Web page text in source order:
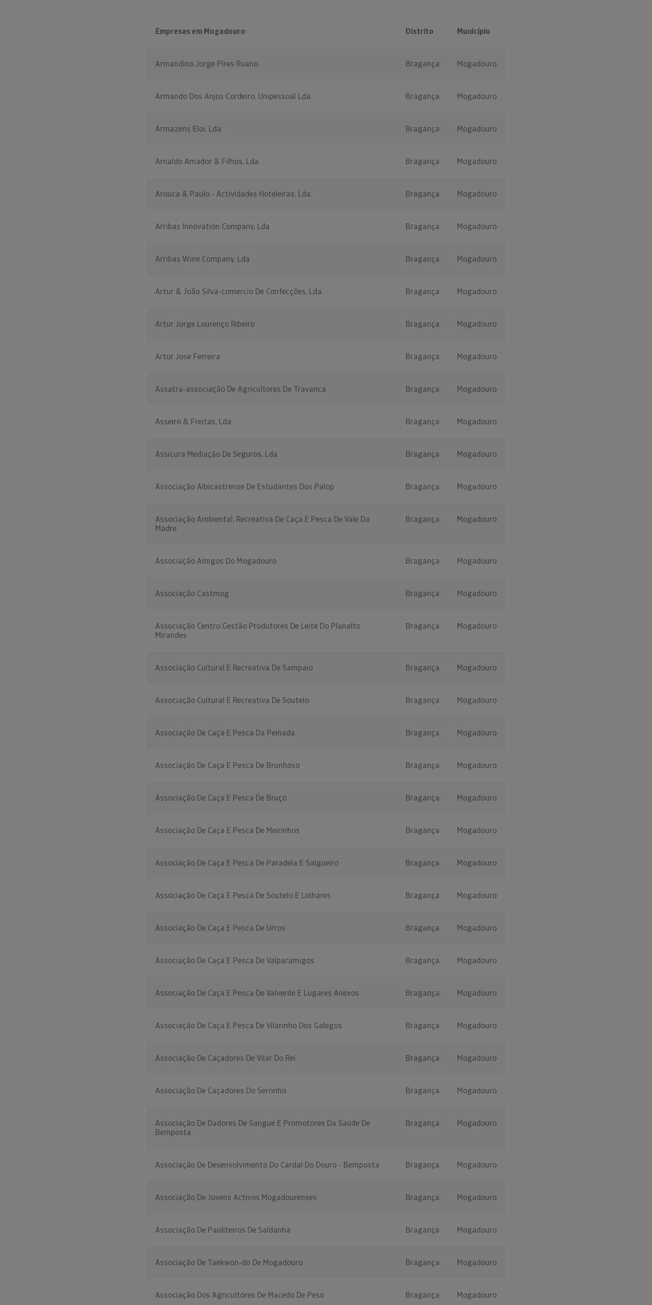
Empresas em Mogadouro Distrito Município
Armandino Jorge Pires Ruano Bragança Mogadouro
Armando Dos Anjos Cordeiro, Unipessoal Lda Bragança Mogadouro
Armazens Eloi, Lda. Bragança Mogadouro
Arnaldo Amador & Filhos, Lda. Bragança Mogadouro
Arouca & Paulo - Actividades Hoteleiras, Lda. Bragança Mogadouro
Arribas Innovation Company, Lda Bragança Mogadouro
Arribas Wine Company, Lda Bragança Mogadouro
Artur & João Silva-comercio De Confecções, Lda. Bragança Mogadouro
Artur Jorge Lourenço Ribeiro Bragança Mogadouro
Artur Jose Ferreira Bragança Mogadouro
Assatra-associação De Agricultores De Travanca Bragança Mogadouro
Asseiro & Freitas, Lda Bragança Mogadouro
Assicura Mediação De Seguros, Lda Bragança Mogadouro
Associação Albicastrense De Estudantes Dos Palop Bragança Mogadouro
Associação Ambiental, Recreativa De Caça E Pesca De Vale Da
Madre
Bragança Mogadouro
Associação Amigos Do Mogadouro Bragança Mogadouro
Associação Castmog Bragança Mogadouro
Associação Centro Gestão Produtores De Leite Do Planalto
Mirandes
Bragança Mogadouro
Associação Cultural E Recreativa De Sampaio Bragança Mogadouro
Associação Cultural E Recreativa De Soutelo Bragança Mogadouro
Associação De Caça E Pesca Da Peinada Bragança Mogadouro
Associação De Caça E Pesca De Brunhoso Bragança Mogadouro
Associação De Caça E Pesca De Bruçó Bragança Mogadouro
Associação De Caça E Pesca De Meirinhos Bragança Mogadouro
Associação De Caça E Pesca De Paradela E Salgueiro Bragança Mogadouro
Associação De Caça E Pesca De Soutelo E Linhares Bragança Mogadouro
Associação De Caça E Pesca De Urros Bragança Mogadouro
Associação De Caça E Pesca De Valparamigos Bragança Mogadouro
Associação De Caça E Pesca De Valverde E Lugares Anexos Bragança Mogadouro
Associação De Caça E Pesca De Vilarinho Dos Galegos Bragança Mogadouro
Associação De Caçadores De Vilar Do Rei Bragança Mogadouro
Associação De Caçadores Do Serrinho Bragança Mogadouro
Associação De Dadores De Sangue E Promotores Da Saúde De
Bemposta
Bragança Mogadouro
Associação De Desenvolvimento Do Cardal Do Douro - Bemposta Bragança Mogadouro
Associação De Jovens Activos Mogadourenses Bragança Mogadouro
Associação De Pauliteiros De Saldanha Bragança Mogadouro
Associação De Taekwon-do De Mogadouro Bragança Mogadouro
Associação Dos Agricultores De Macedo De Peso Bragança Mogadouro